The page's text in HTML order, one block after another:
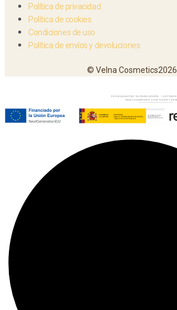
Política de privacidad
Política de cookies
Condiciones de uso
Política de envíos y devoluciones
© Velna Cosmetics2026